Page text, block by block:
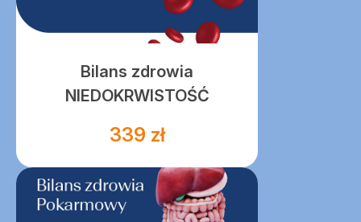
Bilans zdrowia
NIEDOKRWISTOŚĆ
339 zł